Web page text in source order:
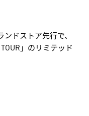
ドストア先行で、
」のリミテッド